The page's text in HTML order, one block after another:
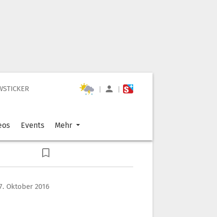
| |
Events Mehr
Oktober 2016